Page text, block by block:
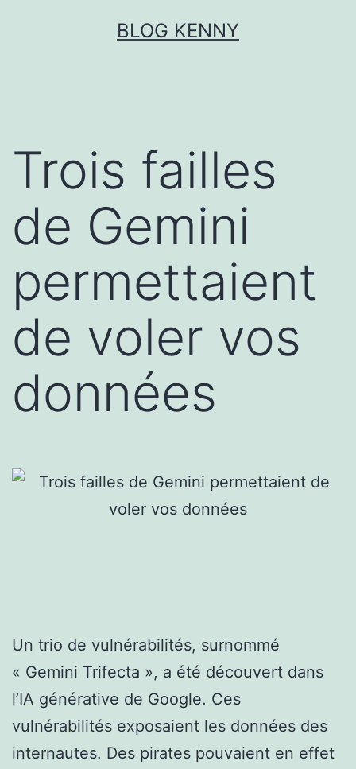
BLOG KENNY
Trois failles
de Gemini
permettaient
de voler vos
données
Un trio de vulnérabilités, surnommé
« Gemini Trifecta », a été découvert dans
l’IA générative de Google. Ces
vulnérabilités exposaient les données des
internautes. Des pirates pouvaient en effet